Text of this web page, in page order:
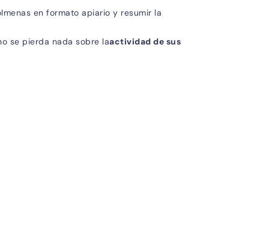
en formato apiario y resumir la
se pierda nada sobre laactividad de sus